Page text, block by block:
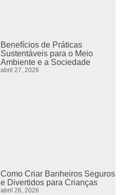
Benefícios de Práticas
Sustentáveis para o Meio
Ambiente e a Sociedade
abril 27, 2026
Como Criar Banheiros Seguros
e Divertidos para Crianças
abril 26, 2026